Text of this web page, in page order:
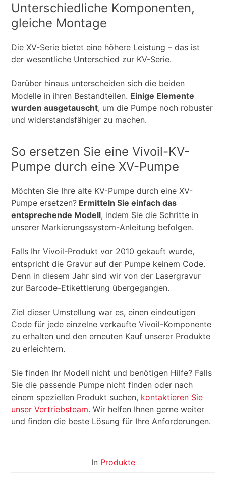
Unterschiedliche Komponenten,
gleiche Montage
Die XV-Serie bietet eine höhere Leistung – das ist
der wesentliche Unterschied zur KV-Serie.
Darüber hinaus unterscheiden sich die beiden
Modelle in ihren Bestandteilen. Einige Elemente
wurden ausgetauscht, um die Pumpe noch robuster
und widerstandsfähiger zu machen.
So ersetzen Sie eine Vivoil-KV-
Pumpe durch eine XV-Pumpe
Möchten Sie Ihre alte KV-Pumpe durch eine XV-
Pumpe ersetzen? Ermitteln Sie einfach das
entsprechende Modell, indem Sie die Schritte in
unserer Markierungssystem-Anleitung befolgen.
Falls Ihr Vivoil-Produkt vor 2010 gekauft wurde,
entspricht die Gravur auf der Pumpe keinem Code.
Denn in diesem Jahr sind wir von der Lasergravur
zur Barcode-Etikettierung übergegangen.
Ziel dieser Umstellung war es, einen eindeutigen
Code für jede einzelne verkaufte Vivoil-Komponente
zu erhalten und den erneuten Kauf unserer Produkte
zu erleichtern.
Sie finden Ihr Modell nicht und benötigen Hilfe? Falls
Sie die passende Pumpe nicht finden oder nach
einem speziellen Produkt suchen, kontaktieren Sie
unser Vertriebsteam. Wir helfen Ihnen gerne weiter
und finden die beste Lösung für Ihre Anforderungen.
In Produkte